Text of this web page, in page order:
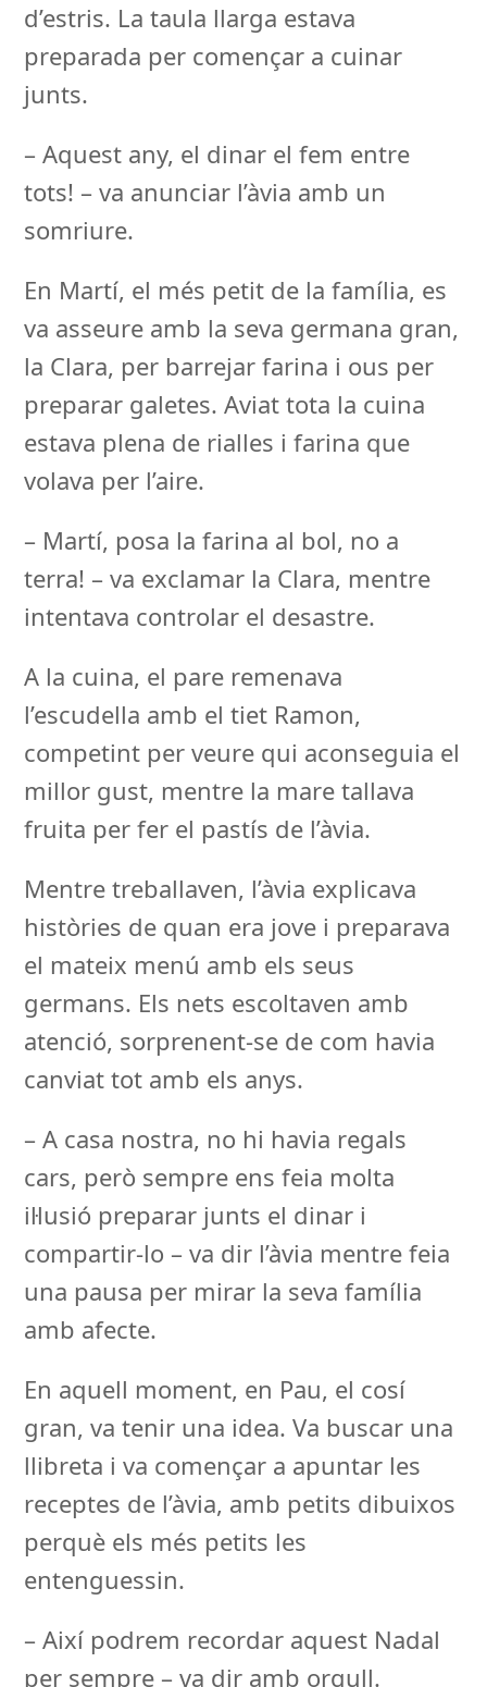
d’estris. La taula llarga estava
preparada per començar a cuinar
junts.
– Aquest any, el dinar el fem entre
tots! – va anunciar l’àvia amb un
somriure.
En Martí, el més petit de la família, es
va asseure amb la seva germana gran,
la Clara, per barrejar farina i ous per
preparar galetes. Aviat tota la cuina
estava plena de rialles i farina que
volava per l’aire.
– Martí, posa la farina al bol, no a
terra! – va exclamar la Clara, mentre
intentava controlar el desastre.
A la cuina, el pare remenava
l’escudella amb el tiet Ramon,
competint per veure qui aconseguia el
millor gust, mentre la mare tallava
fruita per fer el pastís de l’àvia.
Mentre treballaven, l’àvia explicava
històries de quan era jove i preparava
el mateix menú amb els seus
germans. Els nets escoltaven amb
atenció, sorprenent-se de com havia
canviat tot amb els anys.
– A casa nostra, no hi havia regals
cars, però sempre ens feia molta
il·lusió preparar junts el dinar i
compartir-lo – va dir l’àvia mentre feia
una pausa per mirar la seva família
amb afecte.
En aquell moment, en Pau, el cosí
gran, va tenir una idea. Va buscar una
llibreta i va començar a apuntar les
receptes de l’àvia, amb petits dibuixos
perquè els més petits les
entenguessin.
– Així podrem recordar aquest Nadal
per sempre – va dir amb orgull.